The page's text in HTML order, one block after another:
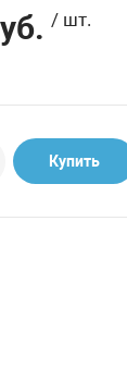
/ шт.
Купить